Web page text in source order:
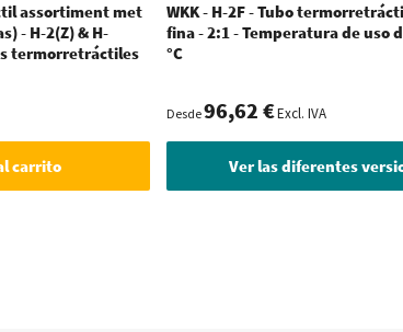
assortiment met
- H-2(Z) & H-
termorretráctiles
carrito
WKK - H-2F - Tubo
fina - 2:1 - Temperatura de uso
°C
Desde96,62 €Excl. IVA
Ver las diferentes